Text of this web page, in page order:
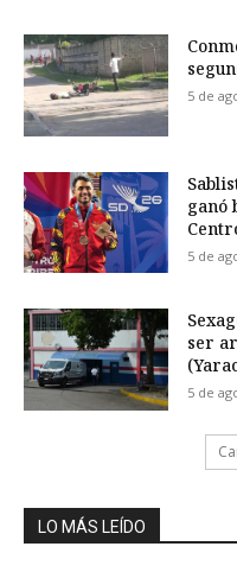
5 de
ganó
5 de
ser
5 de
LO MÁS LEÍDO